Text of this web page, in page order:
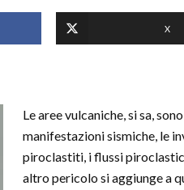
X
Le aree vulcaniche, si sa,
manifestazioni sismiche, le
piroclastiti, i flussi
altro pericolo si aggiunge a